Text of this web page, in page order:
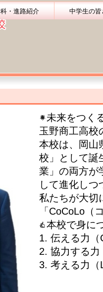
未来をつく
玉野商工高校
本校は、岡山
校」として誕
業」の両方が
して進化しつ
私たちが大切
「CoCoLo（
本校で身に
1. 伝える力
2. 協力する力
3. 考える力（
・進路紹介 中学生の皆
様へ